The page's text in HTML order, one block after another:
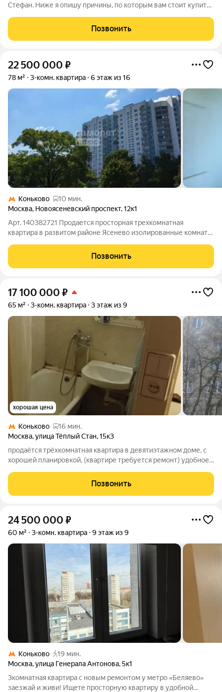
Стефан. Ниже я опишу причины, по которым вам стоит купить
по рыночной цене. Наша цель - это взаимовыгода обеих
сторон. 2. Сделка для
Позвонить
22 500 000 ₽
78 м² 3-комн. квартира 6 этаж из 16
Коньково
10 мин.
Москва, Новоясеневский проспект,12к1
Арт. 140382721 Продается просторная трехкомнатная
квартира в развитом районе Ясенево изолированные комнаты,
окон открывается хороший вид на лесной массив, скверик у
дома и детскую площадку.
Позвонить
17 100 000 ₽
65 м² 3-комн. квартира 3 этаж из 9
хорошая цена
Коньково
16 мин.
Москва,улица Тёплый Стан,15к3
продаётся трёхкомнатная квартира в девятиэтажном доме, с
хорошей планировкой, (квартире требуется ремонт) удобное
,магазины, метро 7-8 минут пешком
Позвонить
24 500 000 ₽
60 м² 3-комн. квартира 9 этаж из 9
Коньково
19 мин.
Москва,улица Генерала Антонова,5к1
3комнатная квартира с новым ремонтом у метро «Беляево»
заезжай и живи! Ищете просторную квартиру в удобной